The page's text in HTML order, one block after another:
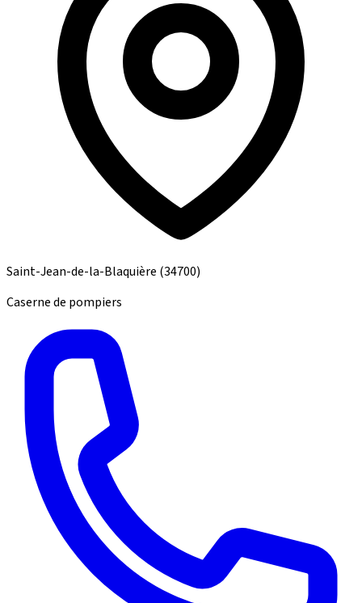
Saint-Jean-de-la-Blaquière (34700)
Caserne de pompiers